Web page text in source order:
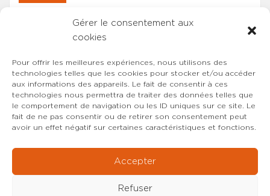
Gérer le consentement aux
cookies
Pour offrir les meilleures expériences, nous utilisons des
technologies telles que les cookies pour stocker et/ou accéder
aux informations des appareils. Le fait de consentir à ces
technologies nous permettra de traiter des données telles que
le comportement de navigation ou les ID uniques sur ce site. Le
fait de ne pas consentir ou de retirer son consentement peut
avoir un effet négatif sur certaines caractéristiques et fonctions.
Accepter
Refuser
Les adhérents du SYNCASS-CFDT
sont automatiquement inscrits.